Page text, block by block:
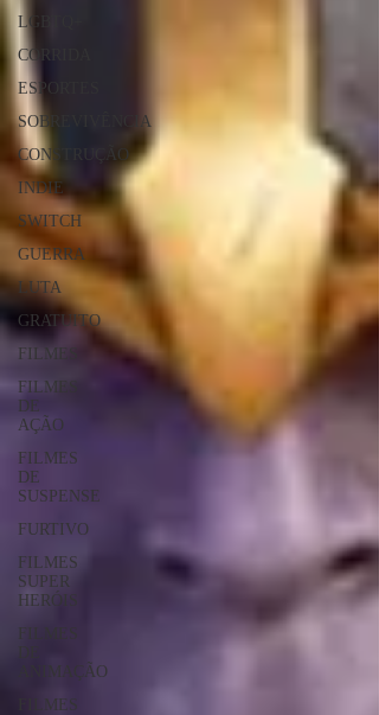
LGBTQ+
CORRIDA
ESPORTES
SOBREVIVÊNCIA
CONSTRUÇÃO
INDIE
SWITCH
GUERRA
LUTA
GRATUITO
FILMES
FILMES
DE
AÇÃO
FILMES
DE
SUSPENSE
FURTIVO
FILMES
SUPER
HERÓIS
FILMES
ANIMAÇÃO
FILMES